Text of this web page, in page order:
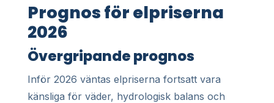
Prognos för elpriserna
2026
Övergripande prognos
Inför 2026 väntas elpriserna fortsatt vara
känsliga för väder, hydrologisk balans och